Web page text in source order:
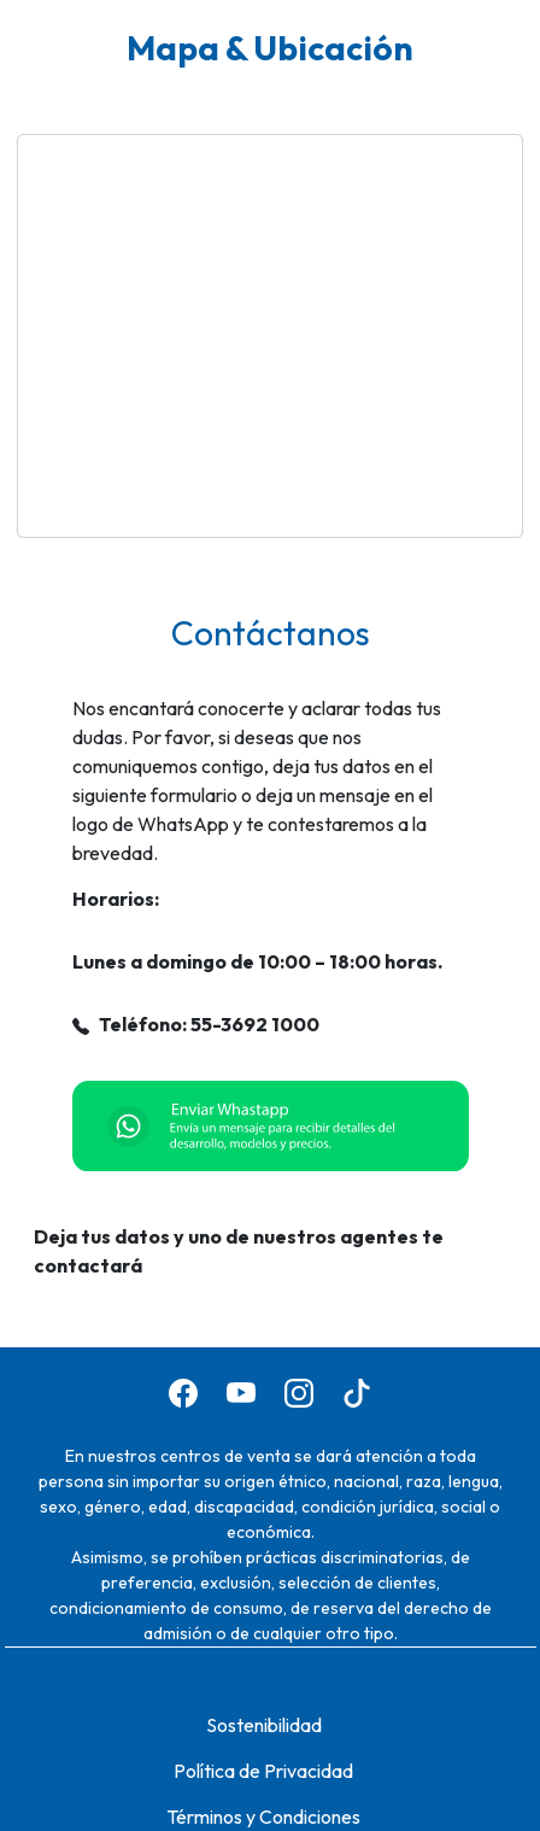
Mapa & Ubicación
Contáctanos
Nos encantará conocerte y aclarar todas tus
dudas. Por favor, si deseas que nos
comuniquemos contigo, deja tus datos en el
siguiente formulario o deja un mensaje en el
logo de WhatsApp y te contestaremos a la
brevedad.
Horarios:
Lunes a domingo de 10:00 – 18:00 horas.
Teléfono: 55-3692 1000
Deja tus datos y uno de nuestros agentes te
contactará
En nuestros centros de venta se dará atención a toda
persona sin importar su origen étnico, nacional, raza, lengua,
sexo, género, edad, discapacidad, condición jurídica, social o
económica.
Asimismo, se prohíben prácticas discriminatorias, de
preferencia, exclusión, selección de clientes,
condicionamiento de consumo, de reserva del derecho de
admisión o de cualquier otro tipo.
Sostenibilidad
Política de Privacidad
Términos y Condiciones